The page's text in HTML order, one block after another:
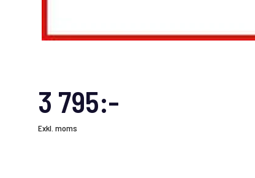
3 795:-
Exkl. moms